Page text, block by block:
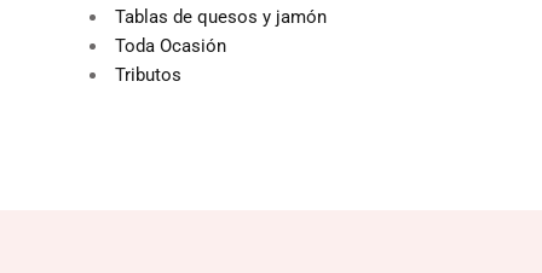
Tablas de quesos y jamón
Toda Ocasión
Tributos